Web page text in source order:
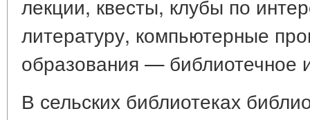
лекции, квесты, клубы по
литературу, компьютерные
образования — библиотечное
В сельских библиотеках